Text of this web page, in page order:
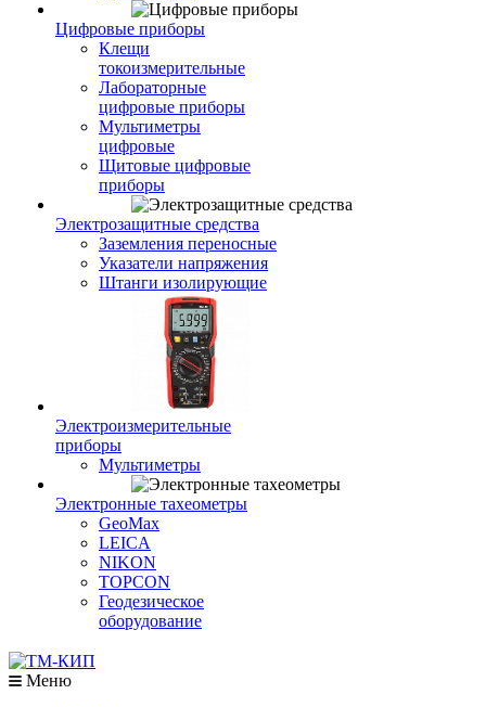
Цифровые приборы
Клещи
токоизмерительные
Лабораторные
цифровые приборы
Мультиметры
цифровые
Щитовые цифровые
приборы
Электрозащитные средства
Заземления переносные
Указатели напряжения
Штанги изолирующие
Электроизмерительные
приборы
Мультиметры
Электронные тахеометры
GeoMax
LEICA
NIKON
TOPCON
Геодезическое
оборудование
Меню